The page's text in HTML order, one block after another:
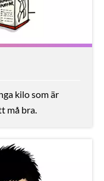
kilo som är
må bra.